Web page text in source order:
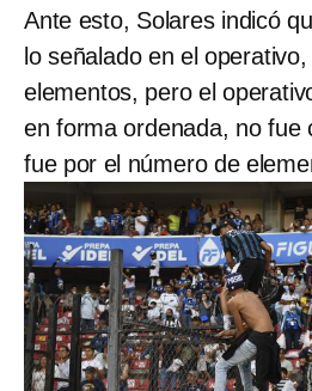
Ante esto, Solares indicó
lo señalado en el
elementos, pero el
en forma ordenada, no fue
fue por el número de